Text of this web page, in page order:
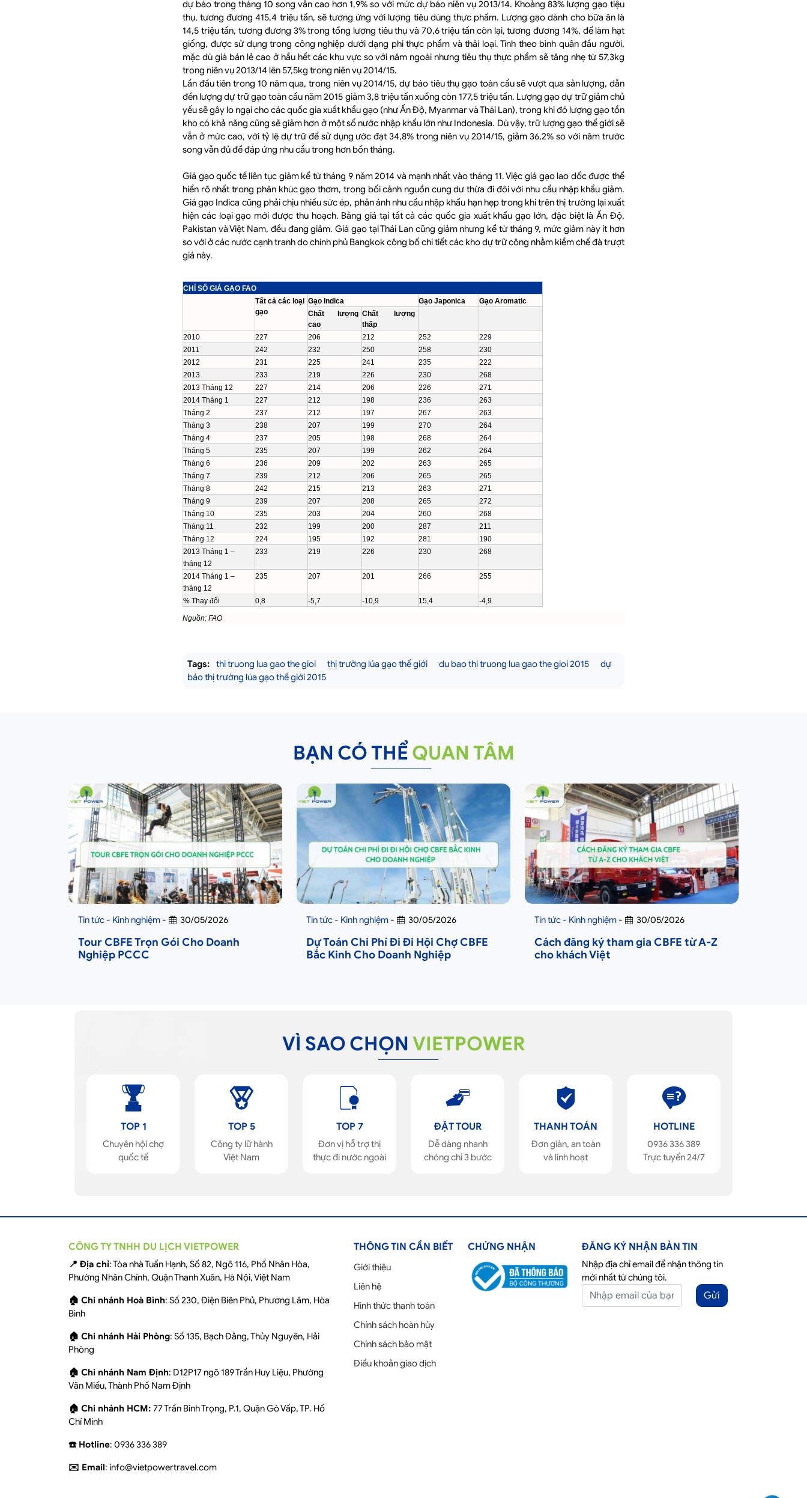
dự báo trong tháng 10 song vẫn cao hơn 1,9% so với mức dự báo niên vụ 2013/14. Khoảng 83% lượng gạo tiệu
thụ, tương đương 415,4 triệu tấn, sẽ tương ứng với lượng tiêu dùng thực phẩm. Lượng gạo dành cho bữa ăn là
14,5 triệu tấn, tương đương 3% trong tổng lượng tiêu thụ và 70,6 triệu tấn còn lại, tương đương 14%, để làm hạt
giống, được sử dụng trong công nghiệp dưới dạng phi thực phẩm và thải loại. Tính theo bình quân đầu người,
mặc dù giá bán lẻ cao ở hầu hết các khu vực so với năm ngoái nhưng tiêu thụ thực phẩm sẽ tăng nhẹ từ 57,3kg
trong niên vụ 2013/14 lên 57,5kg trong niên vụ 2014/15.
Lần đầu tiên trong 10 năm qua, trong niên vụ 2014/15, dự báo tiêu thụ gạo toàn cầu sẽ vượt qua sản lượng, dẫn
đến lượng dự trữ gạo toàn cầu năm 2015 giảm 3,8 triệu tấn xuống còn 177,5 triệu tấn. Lượng gạo dự trữ giảm chủ
yếu sẽ gây lo ngại cho các quốc gia xuất khẩu gạo (như Ấn Độ, Myanmar và Thái Lan), trong khi đó lượng gạo tồn
kho có khả năng cũng sẽ giảm hơn ở một số nước nhập khẩu lớn như Indonesia. Dù vậy, trữ lượng gạo thế giới sẽ
vẫn ở mức cao, với tỷ lệ dự trữ để sử dụng ước đạt 34,8% trong niên vụ 2014/15, giảm 36,2% so với năm trước
song vẫn đủ để đáp ứng nhu cầu trong hơn bốn tháng.
Giá gạo quốc tế liên tục giảm kể từ tháng 9 năm 2014 và mạnh nhất vào tháng 11. Việc giá gạo lao dốc được thể
hiển rõ nhất trong phân khúc gạo thơm, trong bối cảnh nguồn cung dư thừa đi đôi với nhu cầu nhập khẩu giảm.
Giá gạo Indica cũng phải chịu nhiều sức ép, phản ánh nhu cầu nhập khẩu hạn hẹp trong khi trên thị trường lại xuất
hiện các loại gạo mới được thu hoạch. Bảng giá tại tất cả các quốc gia xuất khẩu gạo lớn, đặc biệt là Ấn Độ,
Pakistan và Việt Nam, đều đang giảm. Giá gạo tại Thái Lan cũng giảm nhưng kể từ tháng 9, mức giảm này ít hơn
so với ở các nước cạnh tranh do chính phủ Bangkok công bố chi tiết các kho dự trữ công nhằm kiềm chế đà trượt
giá này.
CHỈ SỐ GIÁ GẠO FAO
Tất cả các loại
gạo
Gạo Indica Gạo Japonica
Gạo Aromatic
Chất lượng
cao
Chất lượng
thấp
2010
227 206 212 252
229
2011
242 232 250 258
230
2012
231 225 241 235
222
2013
233 219 226 230
268
2013 Tháng 12
227 214 206 226
271
2014 Tháng 1
227 212 198 236
263
Tháng 2
237 212 197 267
263
Tháng 3
238 207 199 270
264
Tháng 4
237 205 198 268
264
Tháng 5
235 207 199 262
264
Tháng 6
236 209 202 263
265
Tháng 7
239 212 206 265
265
Tháng 8
242 215 213 263
271
Tháng 9
239 207 208 265
272
Tháng 10
235 203 204 260
268
Tháng 11
232 199 200 287
211
Tháng 12
224 195 192 281
190
2013 Tháng 1 –
tháng 12
233 219 226 230 268
2014 Tháng 1 –
tháng 12
235 207 201 266 255
% Thay đổi 0,8 -5,7 -10,9 15,4 -4,9
Nguồn: FAO
Tags: thi truong lua gao the gioi thị trường lúa gạo thế giới du bao thi truong lua gao the gioi 2015
dự
báo thị trường lúa gạo thế giới 2015
BẠN CÓ THỂ QUAN TÂM
Tin tức - Kinh nghiệm - 30/05/2026
Tour CBFE Trọn Gói Cho Doanh
Nghiệp PCCC
Tin tức - Kinh nghiệm - 30/05/2026
Dự Toán Chi Phí Đi Đi Hội Chợ CBFE
Bắc Kinh Cho Doanh Nghiệp
Tin tức - Kinh nghiệm - 30/05/2026
Cách đăng ký tham gia CBFE từ A-Z
cho khách Việt
VÌ SAO CHỌN VIETPOWER
TOP 1
Chuyên hội chợ
quốc tế
TOP 5
Công ty lữ hành
Việt Nam
TOP 7
Đơn vị hỗ trợ thị
thực đi nước ngoài
ĐẶT TOUR
Dễ dàng nhanh
chóng chỉ 3 bước
THANH TOÁN
Đơn giản, an toàn
và linh hoạt
HOTLINE
0936 336 389
Trực tuyến 24/7
CÔNG TY TNHH DU LỊCH VIETPOWER
📍 Địa chỉ: Tòa nhà Tuấn Hạnh, Số 82, Ngõ 116, Phố Nhân Hòa,
Phường Nhân Chính, Quận Thanh Xuân, Hà Nội, Việt Nam
🏠 Chi nhánh Hoà Bình: Số 230, Điện Biên Phủ, Phương Lâm, Hòa
Bình
🏠 Chi nhánh Hải Phòng: Số 135, Bạch Đằng, Thủy Nguyên, Hải
Phòng
🏠 Chi nhánh Nam Định: D12P17 ngõ 189 Trần Huy Liệu, Phường
Văn Miếu, Thành Phố Nam Định
🏠 Chi nhánh HCM: 77 Trần Bình Trọng, P.1, Quận Gò Vấp, TP. Hồ
Chí Minh
☎️ Hotline: 0936 336 389
✉️ Email: info@vietpowertravel.com
THÔNG TIN CẦN BIẾT
Giới thiệu
Liên hệ
Hình thức thanh toán
Chính sách hoàn hủy
Chính sách bảo mật
Điều khoản giao dịch
CHỨNG NHẬN ĐĂNG KÝ NHẬN BẢN TIN
Nhập địa chỉ email để nhận thông tin
mới nhất từ chúng tôi.
Gửi